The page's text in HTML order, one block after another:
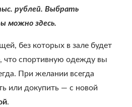
рублей. Выбрать
можно здесь.
без которых в зале будет
что спортивную одежду вы
При желании всегда
или докупить — с новой
.